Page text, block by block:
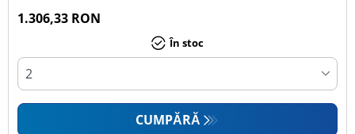
1.306,33 RON
În stoc
CUMPĂRĂ